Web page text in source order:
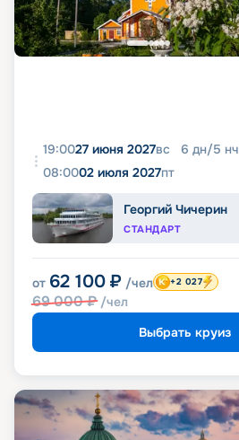
19:0027 июня 2027вс 6 дн/5 нч
08:0002 июля 2027пт
Георгий Чичерин
СТАНДАРТ
от 62 100 ₽ /чел
69 000₽ /чел
+2 027
Выбрать круиз